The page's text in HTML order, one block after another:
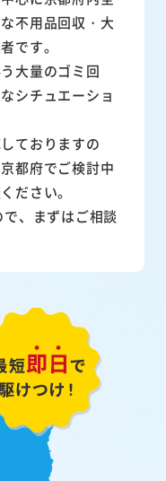
不用品回収・大
です。
大量のゴミ回
シチュエーショ
ておりますの
都府でご検討中
ださい。
、まずはご相談